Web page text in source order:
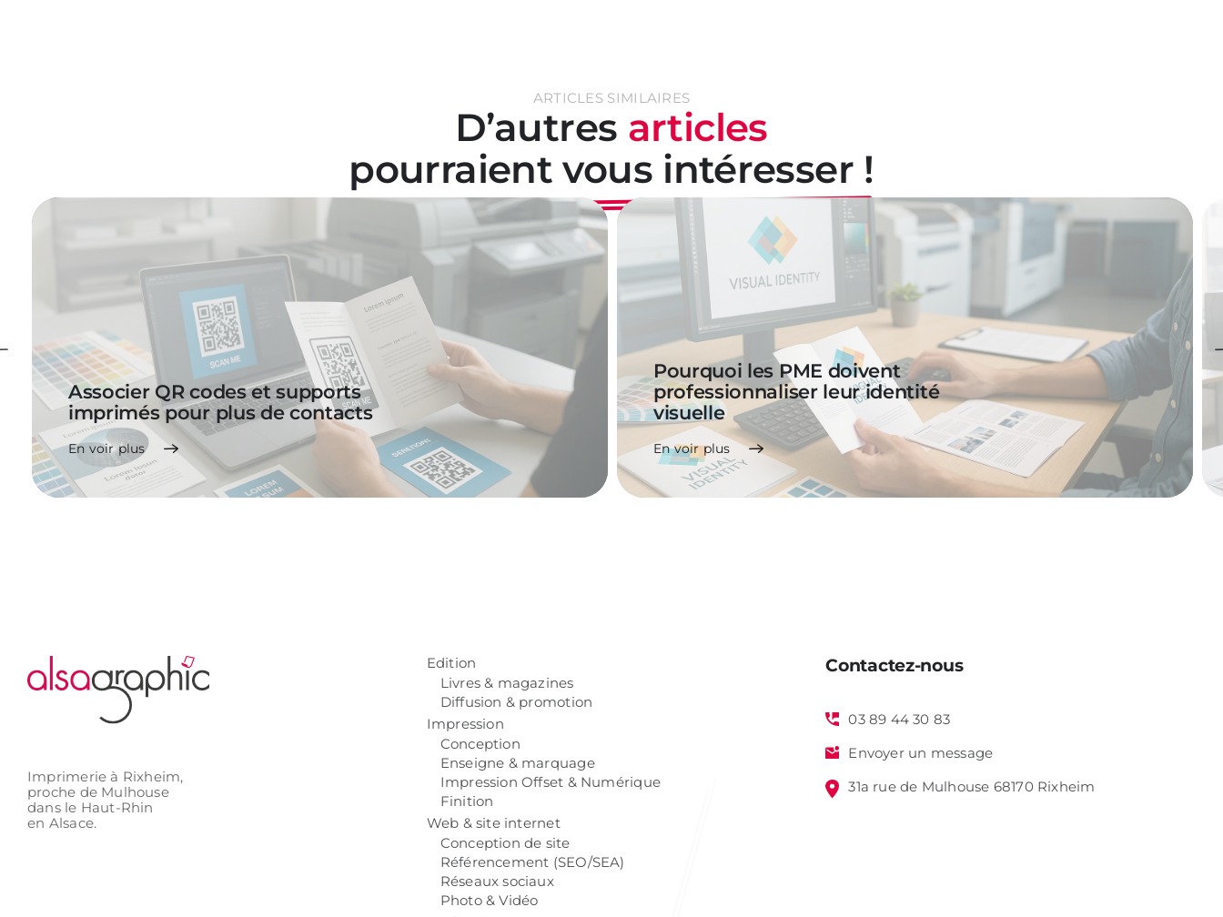
ARTICLES SIMILAIRES
D’autres articles
pourraientvous intéresser !
Associer QR codes et supports
imprimés pour plus de contacts
En voir plus
Pourquoi les PME doivent
professionnaliser leur identité
visuelle
En voir plus
Imprimerie à Rixheim,
proche de Mulhouse
dans le Haut-Rhin
en Alsace.
Edition
Livres & magazines
Diffusion & promotion
Impression
Conception
Enseigne & marquage
Impression Offset & Numérique
Finition
Web & site internet
Conception de site
Référencement (SEO/SEA)
Réseaux sociaux
Photo & Vidéo
Contactez-nous
03 89 44 30 83
Envoyer un message
31a rue de Mulhouse 68170 Rixheim